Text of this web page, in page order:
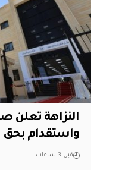
واستقدام بحق
قبل 3 ساعات